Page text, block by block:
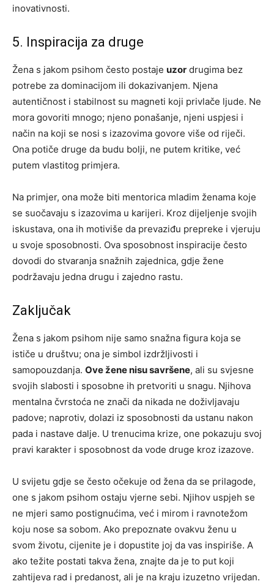
inovativnosti.
5. Inspiracija za druge
Žena s jakom psihom često postaje uzor drugima bez
potrebe za dominacijom ili dokazivanjem. Njena
autentičnost i stabilnost su magneti koji privlače ljude. Ne
mora govoriti mnogo; njeno ponašanje, njeni uspjesi i
način na koji se nosi s izazovima govore više od riječi.
Ona potiče druge da budu bolji, ne putem kritike, već
putem vlastitog primjera.
Na primjer, ona može biti mentorica mladim ženama koje
se suočavaju s izazovima u karijeri. Kroz dijeljenje svojih
iskustava, ona ih motiviše da prevaziđu prepreke i vjeruju
u svoje sposobnosti. Ova sposobnost inspiracije često
dovodi do stvaranja snažnih zajednica, gdje žene
podržavaju jedna drugu i zajedno rastu.
Zaključak
Žena s jakom psihom nije samo snažna figura koja se
ističe u društvu; ona je simbol izdržljivosti i
samopouzdanja. Ove žene nisu savršene, ali su svjesne
svojih slabosti i sposobne ih pretvoriti u snagu. Njihova
mentalna čvrstoća ne znači da nikada ne doživljavaju
padove; naprotiv, dolazi iz sposobnosti da ustanu nakon
pada i nastave dalje. U trenucima krize, one pokazuju svoj
pravi karakter i sposobnost da vode druge kroz izazove.
U svijetu gdje se često očekuje od žena da se prilagode,
one s jakom psihom ostaju vjerne sebi. Njihov uspjeh se
ne mjeri samo postignućima, već i mirom i ravnotežom
koju nose sa sobom. Ako prepoznate ovakvu ženu u
svom životu, cijenite je i dopustite joj da vas inspiriše. A
ako težite postati takva žena, znajte da je to put koji
zahtijeva rad i predanost, ali je na kraju izuzetno vrijedan.